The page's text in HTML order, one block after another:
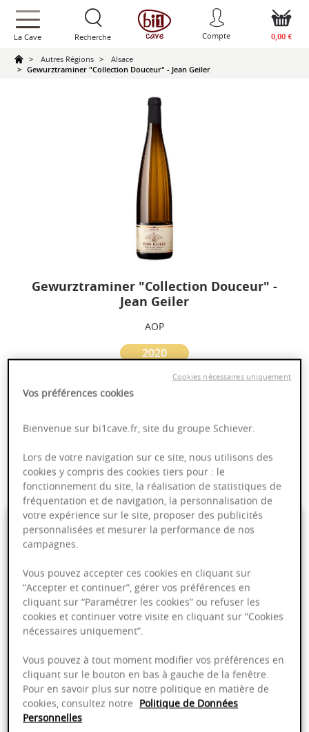
text.skipToContent
text.skipToNavigation
La Cave Recherche Compte 0,00 €
Autres Régions
Alsace
Gewurztraminer "Collection Douceur" - Jean Geiler
Gewurztraminer "Collection Douceur" -
Jean Geiler
AOP
2020
Puissant
Epicé
Fruité
10,95 €
Ajouter au panier
Livraison offerte dans nos points de vente
Emballage anti-casse
Paiement sécurisé
Vos préférences cookies
Bienvenue sur bi1cave.fr, site du groupe Schiever.
Lors de votre navigation sur ce site, nous utilisons des
cookies y compris des cookies tiers pour : le
fonctionnement du site, la réalisation de statistiques de
fréquentation et de navigation, la personnalisation de
votre expérience sur le site, proposer des publicités
personnalisées et mesurer la performance de nos
campagnes.
Vous pouvez accepter ces cookies en cliquant sur
“Accepter et continuer”, gérer vos préférences en
cliquant sur “Paramétrer les cookies” ou refuser les
cookies et continuer votre visite en cliquant sur “Cookies
nécessaires uniquement”.
Vous pouvez à tout moment modifier vos préférences en
cliquant sur le bouton en bas à gauche de la fenêtre.
Pour en savoir plus sur notre politique en matière de
cookies, consultez notre Politique de Données
Personnelles
Cookies nécessaires uniquement